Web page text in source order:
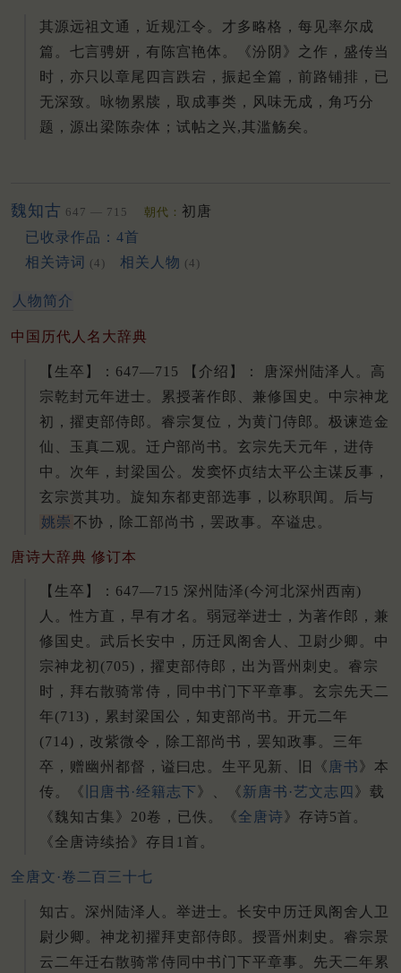
其源远祖文通，近规江令。才多略格，每见率尔成
篇。七言骋妍，有陈宫艳体。《汾阴》之作，盛传当
时，亦只以章尾四言跌宕，振起全篇，前路铺排，已
无深致。咏物累牍，取成事类，风味无成，角巧分
题，源出梁陈杂体；试帖之兴,其滥觞矣。
魏知古 647 — 715 朝代： 初唐
已收录作品：4首
相关诗词 (4) 相关人物 (4)
人物简介
中国历代人名大辞典
【生卒】：647—715 【介绍】： 唐深州陆泽人。 高
宗乾封元年进士。
累授著作郎、兼修国史。 中宗神龙
初，擢吏部侍郎。 睿宗复位，为黄门侍郎。 极谏造金
仙、玉真二观。 迁户部尚书。 玄宗先天元年，进侍
中。 次年，封梁国公。 发窦怀贞结太平公主谋反事，
玄宗赏其功。 旋知东都吏部选事，以称职闻。
后与
姚崇 不协，除工部尚书，罢政事。 卒谥忠。
唐诗大辞典 修订本
【生卒】：647—715 深州陆泽(今河北深州西南)
人。性方直，早有才名。弱冠举进士，为著作郎，兼
修国史。武后长安中，历迁凤阁舍人、卫尉少卿。中
宗神龙初(705)，擢吏部侍郎，出为晋州刺史。睿宗
时，拜右散骑常侍，同中书门下平章事。玄宗先天二
年(713)，累封梁国公，知吏部尚书。开元二年
(714)，改紫微令，除工部尚书，罢知政事。三年
卒，赠幽州都督，谥曰忠。生平见新、旧《 唐书》本
传。《 旧唐书·经籍志下》、《新唐书·艺文志四 》载
《魏知古集》20卷，已佚。《全唐诗》存诗5首。
《全唐诗续拾》存目1首。
全唐文·卷二百三十七
知古。深州陆泽人。举进士。长安中历迁凤阁舍人卫
尉少卿。神龙初擢拜吏部侍郎。授晋州刺史。睿宗景
云二年迁右散骑常侍同中书门下平章事。先天二年累